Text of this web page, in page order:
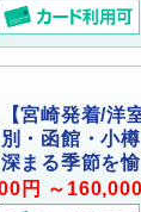
【宮崎発着/洋
別・函館・小
深まる季節を
円 ～